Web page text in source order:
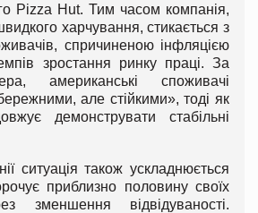
Pizza Hut. Тим часом компанія,
харчування, стикається з
спричиненою інфляцією
зростання ринку праці. За
американські споживачі
але стійкими», тоді як
демонструвати стабільні
ситуація також ускладнюється
приблизно половину своїх
зменшення відвідуваності.